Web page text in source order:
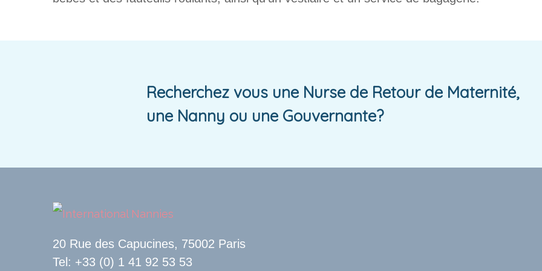
Recherchez vous une Nurse de Retour de Maternité,
une Nanny ou une Gouvernante?
20 Rue des Capucines, 75002 Paris
Tel: +33 (0) 1 41 92 53 53